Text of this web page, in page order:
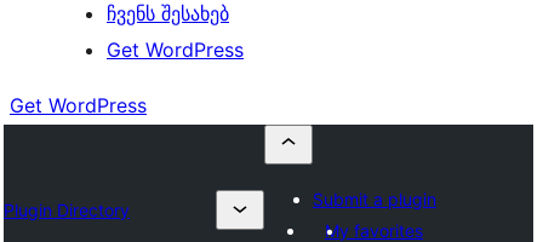
ჩვენს შესახებ
Get WordPress
Get WordPress
Plugin Directory
Submit a plugin
My favorites